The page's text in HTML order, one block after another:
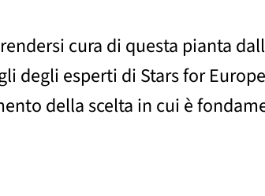
cura di questa pianta
degli esperti di Stars for
della scelta in cui è